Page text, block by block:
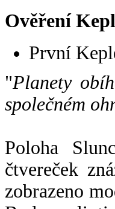
Ověření
První
"Planety
společném
Poloha
čtvereček
zobrazeno